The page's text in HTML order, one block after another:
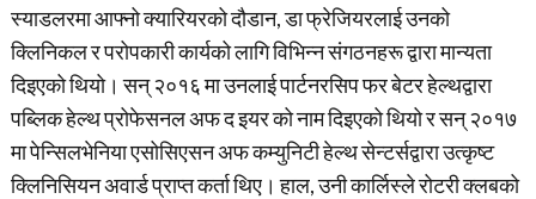
स्याडलरमा आफ्नो क्यारियरको दौडान, डा फ्रेजियरलाई उनको
क्लिनिकल र परोपकारी कार्यको लागि विभिन्न संगठनहरू द्वारा मान्यता
दिइएको थियो। सन् २०१६ मा उनलाई पार्टनरसिप फर बेटर हेल्थद्वारा
पब्लिक हेल्थ प्रोफेसनल अफ द इयर को नाम दिइएको थियो र सन् २०१७
मा पेन्सिलभेनिया एसोसिएसन अफ कम्युनिटी हेल्थ सेन्टर्सद्वारा उत्कृष्ट
क्लिनिसियन अवार्ड प्राप्त कर्ता थिए। हाल, उनी कार्लिस्ले रोटरी क्लबको